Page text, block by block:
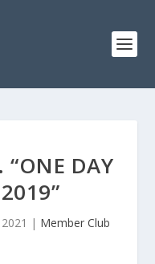
“ONE DAY
| Member Club